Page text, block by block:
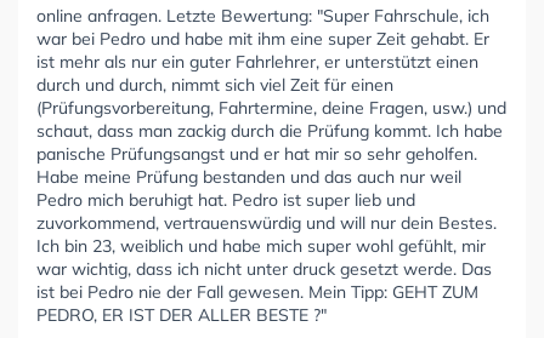
online anfragen. Letzte Bewertung: "Super Fahrschule, ich
war bei Pedro und habe mit ihm eine super Zeit gehabt. Er
ist mehr als nur ein guter Fahrlehrer, er unterstützt einen
durch und durch, nimmt sich viel Zeit für einen
(Prüfungsvorbereitung, Fahrtermine, deine Fragen, usw.) und
schaut, dass man zackig durch die Prüfung kommt. Ich habe
panische Prüfungsangst und er hat mir so sehr geholfen.
Habe meine Prüfung bestanden und das auch nur weil
Pedro mich beruhigt hat. Pedro ist super lieb und
zuvorkommend, vertrauenswürdig und will nur dein Bestes.
Ich bin 23, weiblich und habe mich super wohl gefühlt, mir
war wichtig, dass ich nicht unter druck gesetzt werde. Das
ist bei Pedro nie der Fall gewesen. Mein Tipp: GEHT ZUM
PEDRO, ER IST DER ALLER BESTE ?"